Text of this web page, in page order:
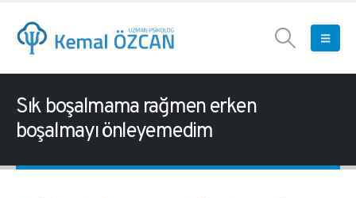
Sık boşalmama rağmen erken
boşalmayı önleyemedim